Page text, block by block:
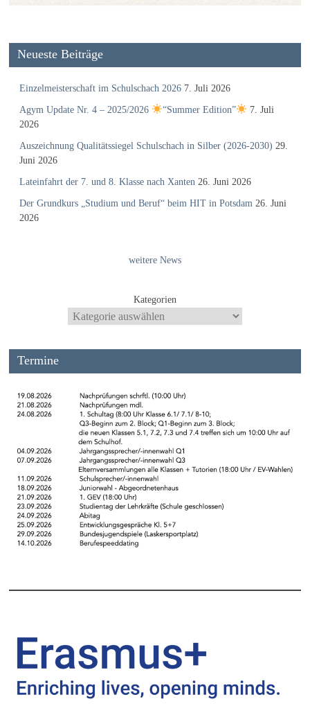
Neueste Beiträge
Einzelmeisterschaft im Schulschach 2026 7. Juli 2026
Agym Update Nr. 4 – 2025/2026 “Summer Edition”
7. Juli
2026
Auszeichnung Qualitätssiegel Schulschach in Silber (2026-2030) 29.
Juni 2026
Lateinfahrt der 7. und 8. Klasse nach Xanten 26. Juni 2026
Der Grundkurs „Studium und Beruf“ beim HIT in Potsdam 26. Juni
2026
weitere News
Kategorien
Termine